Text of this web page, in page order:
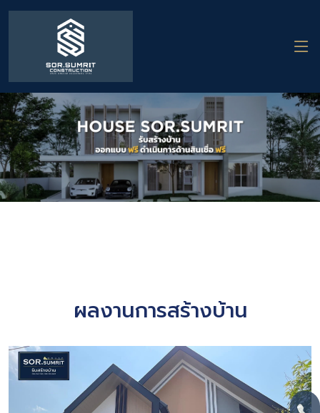
ผลงานการสร้างบ้าน